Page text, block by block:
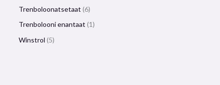
Trenboloonatsetaat 6
Trenbolooni enantaat 1
Winstrol 5